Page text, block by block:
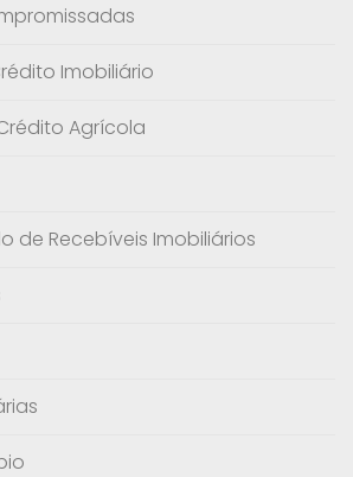
Imobiliário
Agrícola
de Recebíveis Imobiliários